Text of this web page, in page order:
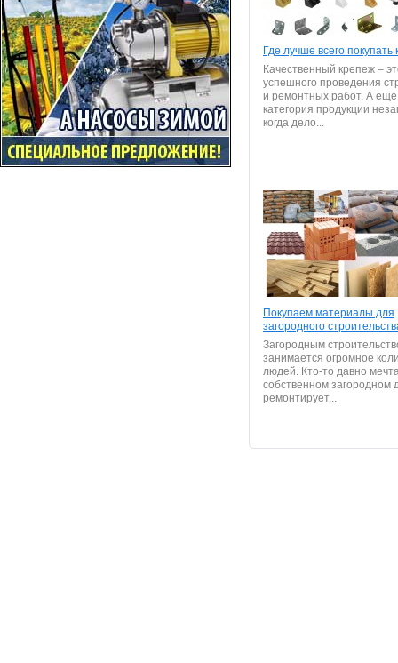
Где лучше всего покупать
Качественный крепеж –
успешного проведения
и ремонтных работ. А
категория продукции
когда дело...
Покупаем материалы для
загородного
Загородным
занимается огромное
людей. Кто-то давно
собственном загородном
ремонтирует...